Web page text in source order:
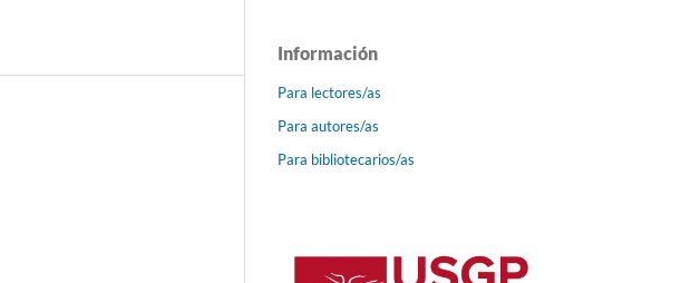
Información
Para lectores/as
Para autores/as
Para bibliotecarios/as